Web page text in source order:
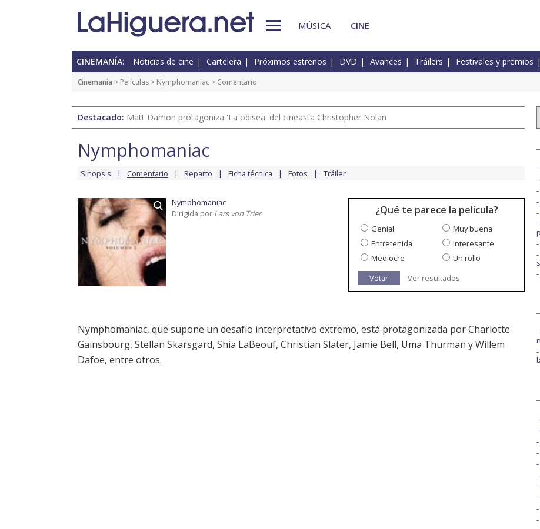
MÚSICA CINE
CINEMANÍA: Noticias de cine Cartelera Próximos estrenos DVD Avances Tráilers Festivales y premios
Cinemanía > Películas > Nymphomaniac > Comentario
Destacado: Matt Damon protagoniza 'La odisea' del cineasta Christopher Nolan
Nymphomaniac
Sinopsis Comentario Reparto Ficha técnica Fotos Tráiler
Nymphomaniac
Dirigida por Lars von Trier ¿Qué te parece la película?
Genial
Muy buena
Entretenida
Interesante
Mediocre
Un rollo
Votar
Ver resultados
Nymphomaniac, que supone un desafío interpretativo extremo, está protagonizada por Charlotte
Gainsbourg, Stellan Skarsgard, Shia LaBeouf, Christian Slater, Jamie Bell, Uma Thurman y Willem
Dafoe, entre otros.